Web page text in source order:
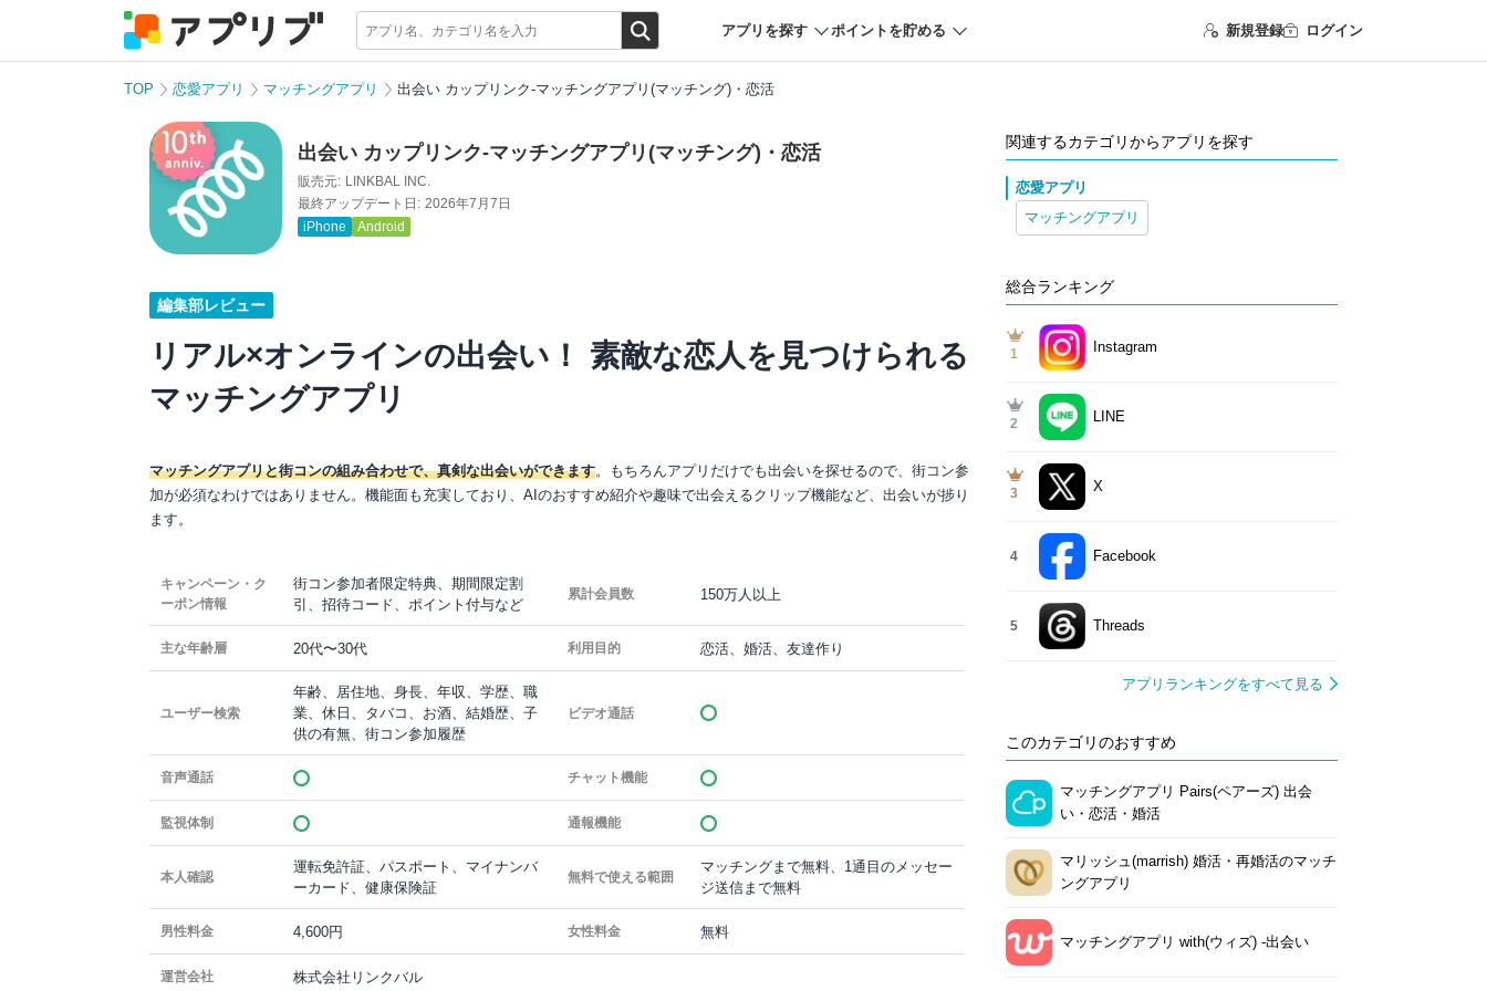
アプリを探す ポイントを貯める 新規登録 ログイン
TOP 恋愛アプリ マッチングアプリ 出会い カップリンク-マッチングアプリ(マッチング)・恋活
出会い カップリンク-マッチングアプリ(マッチング)・恋活
販売元: LINKBAL INC.
最終アップデート日: 2026年7月7日
iPhone
Android
編集部レビュー
リアル×オンラインの出会い！ 素敵な恋人を見つけられる
マッチングアプリ
マッチングアプリと街コンの組み合わせで、真剣な出会いができます。もちろんアプリだけでも出会いを探せるので、街コン参
加が必須なわけではありません。機能面も充実しており、AIのおすすめ紹介や趣味で出会えるクリップ機能など、出会いが捗り
ます。
キャンペーン・ク
ーポン情報
街コン参加者限定特典、期間限定割
引、招待コード、ポイント付与など
累計会員数 150万人以上
主な年齢層 20代〜30代 利用目的 恋活、婚活、友達作り
ユーザー検索
年齢、居住地、身長、年収、学歴、職
業、休日、タバコ、お酒、結婚歴、子
供の有無、街コン参加履歴
ビデオ通話
音声通話 チャット機能
監視体制 通報機能
本人確認
運転免許証、パスポート、マイナンバ
ーカード、健康保険証
無料で使える範囲
マッチングまで無料、1通目のメッセー
ジ送信まで無料
男性料金 4,600円 女性料金 無料
運営会社 株式会社リンクバル
関連するカテゴリからアプリを探す
恋愛アプリ
マッチングアプリ
総合ランキング
1 Instagram
2 LINE
3 X
4 Facebook
5 Threads
アプリランキングをすべて見る
このカテゴリのおすすめ
マッチングアプリ Pairs(ペアーズ) 出会
い・恋活・婚活
マリッシュ(marrish) 婚活・再婚活のマッチ
ングアプリ
マッチングアプリ with(ウィズ) -出会い